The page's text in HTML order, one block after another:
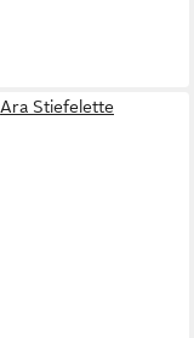
Ara Stiefelette